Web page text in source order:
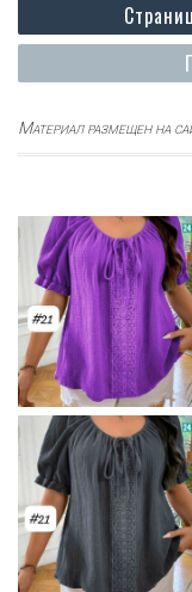
Материал размещен на